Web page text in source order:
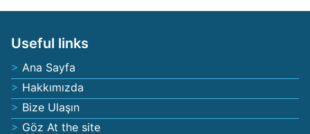
Useful links
Ana Sayfa
Hakkımızda
Bize Ulaşın
Göz At the site